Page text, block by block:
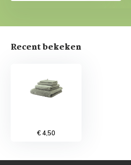
Recent bekeken
€ 4,50